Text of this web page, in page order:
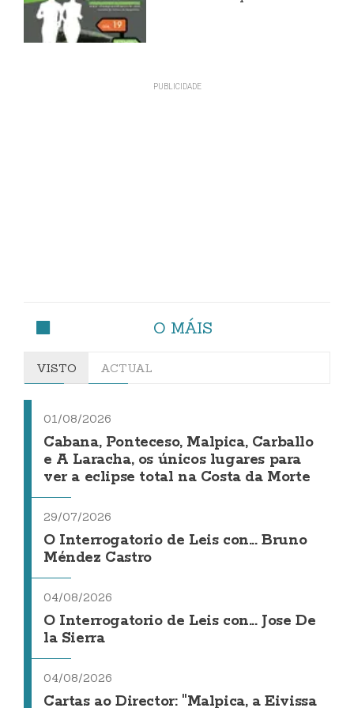
O MÁIS
VISTO ACTUAL
01/08/2026
Cabana, Ponteceso, Malpica, Carballo
e A Laracha, os únicos lugares para
ver a eclipse total na Costa da Morte
29/07/2026
O Interrogatorio de Leis con... Bruno
Méndez Castro
04/08/2026
O Interrogatorio de Leis con... Jose De
la Sierra
04/08/2026
Cartas ao Director: "Malpica, a Eivissa